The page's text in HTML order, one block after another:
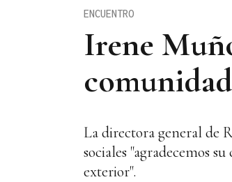
Irene
ENCUENTRO
La directora general de
sociales "agradecemos
exterior".